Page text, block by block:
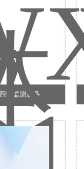
情监测设备